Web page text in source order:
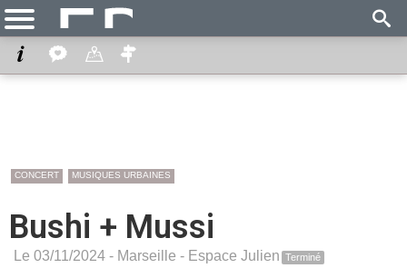
CONCERT MUSIQUES URBAINES
Bushi + Mussi
Le 03/11/2024 - Marseille - Espace Julien Terminé